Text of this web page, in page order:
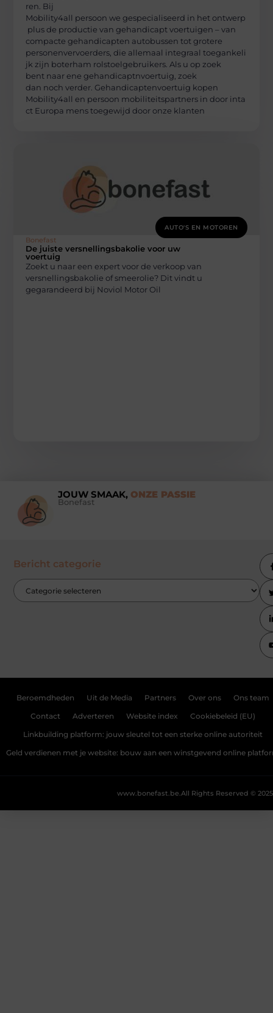
ren. Bij
Mobility4all persoon we gespecialiseerd in het ontwerp
plus de productie van gehandicapt voertuigen – van
compacte gehandicapten autobussen tot grotere
personenvervoerders, die allemaal integraal toegankeli
jk zijn boterham rolstoelgebruikers. Als u op zoek
bent naar ene gehandicaptnvoertuig, zoek
dan noch verder. Gehandicaptenvoertuig kopen
Mobility4all en persoon mobiliteitspartners in door inta
ct Europa mens toegewijd door onze klanten
AUTO'S EN MOTOREN
Bonefast
De juiste versnellingsbakolie voor uw
voertuig
Zoekt u naar een expert voor de verkoop van
versnellingsbakolie of smeerolie? Dit vindt u
gegarandeerd bij Noviol Motor Oil
JOUW SMAAK, ONZE PASSIE
Bonefast
Bericht categorie
Beroemdheden Uit de Media Partners Over ons Ons team
Contact Adverteren Website index Cookiebeleid (EU)
Linkbuilding platform: jouw sleutel tot een sterke online autoriteit
Geld verdienen met je website: bouw aan een winstgevend online
All Rights Reserved © 2025
www.bonefast.be.